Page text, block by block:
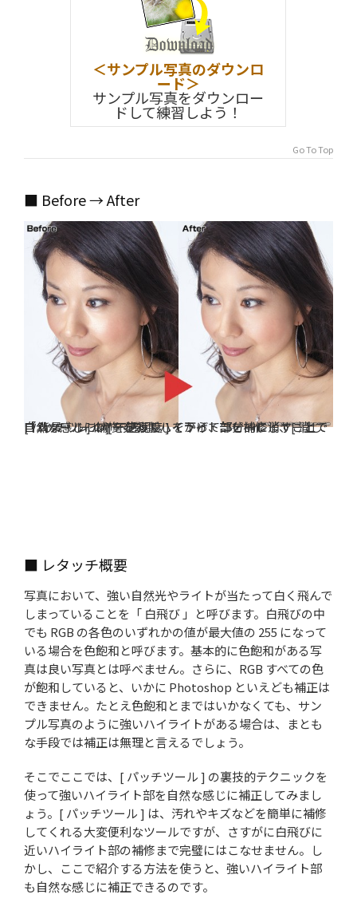
＜サンプル写真のダウンロ
ード＞
サンプル写真をダウンロー
ドして練習しよう！
Go To Top
■ Before → After
「 背景 」レイヤーを複製してから、コピーレイヤー上で [ パッチツール ] を使ってハイライト部を補修し、[ 消しゴムツール ] の [ 不透明度 ] を下げて部分的に消すことで自然な感じに補修する。
■ レタッチ概要
写真において、強い自然光やライトが当たって白く飛んで
しまっていることを「 白飛び 」と呼びます。白飛びの中
でも RGB の各色のいずれかの値が最大値の 255 になって
いる場合を色飽和と呼びます。基本的に色飽和がある写
真は良い写真とは呼べません。さらに、RGB すべての色
が飽和していると、いかに Photoshop といえども補正は
できません。たとえ色飽和とまではいかなくても、サン
プル写真のように強いハイライトがある場合は、まとも
な手段では補正は無理と言えるでしょう。
そこでここでは、[ パッチツール ] の裏技的テクニックを
使って強いハイライト部を自然な感じに補正してみまし
ょう。[ パッチツール ] は、汚れやキズなどを簡単に補修
してくれる大変便利なツールですが、さすがに白飛びに
近いハイライト部の補修まで完璧にはこなせません。し
かし、ここで紹介する方法を使うと、強いハイライト部
も自然な感じに補正できるのです。